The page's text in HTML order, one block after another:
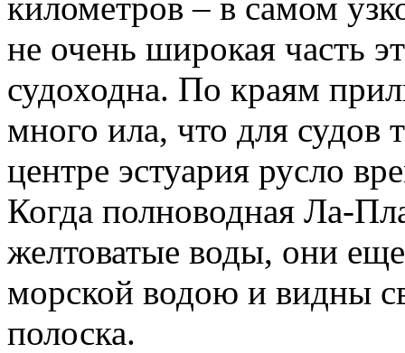
не очень широкая часть
судоходна. По краям
много ила, что для
центре эстуария русло
Когда полноводная Ла-
желтоватые воды, они
морской водою и видны
полоска.